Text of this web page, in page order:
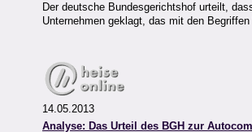
Der deutsche Bundesgerichtshof urteilt,
Unternehmen geklagt, das mit den
14.05.2013
Analyse: Das Urteil des BGH zur